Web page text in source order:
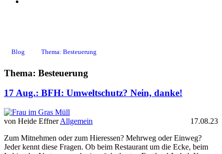
Blog Thema: Besteuerung
Thema: Besteuerung
17 Aug.: BFH: Umweltschutz? Nein, danke!
von Heide Effner Allgemein
17.08.23
Zum Mitnehmen oder zum Hieressen? Mehrweg oder Einweg?
Jeder kennt diese Fragen. Ob beim Restaurant um die Ecke, beim